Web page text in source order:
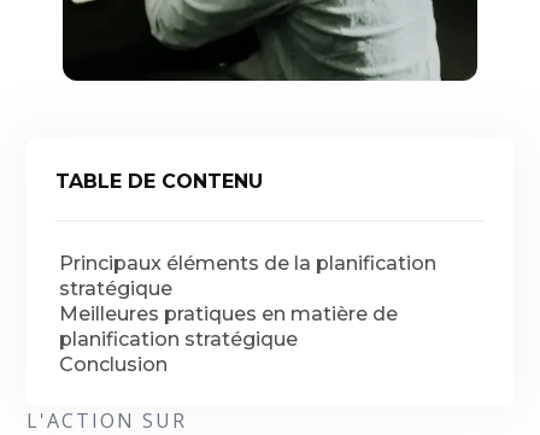
TABLE DE CONTENU
Principaux éléments de la planification
stratégique
Meilleures pratiques en matière de
planification stratégique
Conclusion
L'ACTION SUR